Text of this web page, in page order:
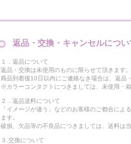
返品・交換・キャンセルについ
１．返品について
返品・交換は未使用のものに限らせて頂きます。
商品到着後10日以内にご連絡なき場合は、返品
※カラーコンタクトにつきましては、未使用・
２．返品送料について
「イメージが違う」などのお客様のご都合に
ます。
破損、欠品等の不良品につきましては、送料は
３.交換について